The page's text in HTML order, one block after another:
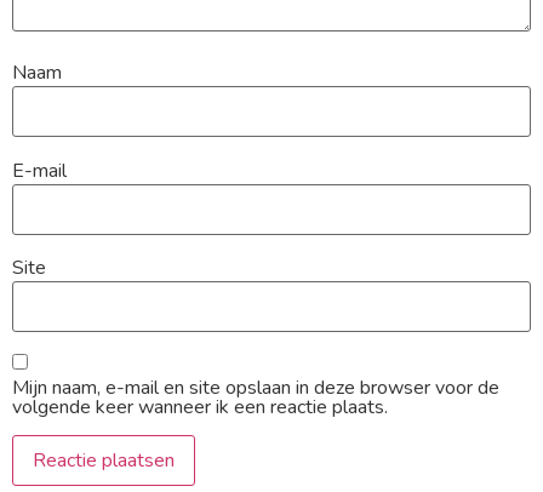
Naam
E-mail
Site
Mijn naam, e-mail en site opslaan in deze browser voor de
volgende keer wanneer ik een reactie plaats.